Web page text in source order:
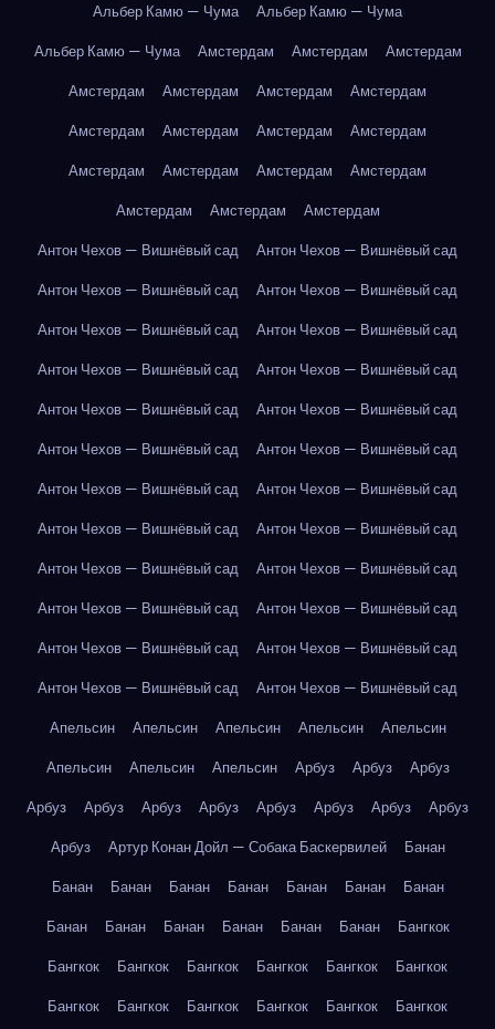
Альбер Камю — Чума
Альбер Камю — Чума
Альбер Камю — Чума
Амстердам Амстердам
Амстердам
Амстердам
Амстердам Амстердам
Амстердам
Амстердам
Амстердам Амстердам
Амстердам
Амстердам
Амстердам Амстердам
Амстердам
Амстердам
Амстердам
Амстердам
Антон Чехов — Вишнёвый сад
Антон Чехов — Вишнёвый сад
Антон Чехов — Вишнёвый сад
Антон Чехов — Вишнёвый сад
Антон Чехов — Вишнёвый сад
Антон Чехов — Вишнёвый сад
Антон Чехов — Вишнёвый сад
Антон Чехов — Вишнёвый сад
Антон Чехов — Вишнёвый сад
Антон Чехов — Вишнёвый сад
Антон Чехов — Вишнёвый сад
Антон Чехов — Вишнёвый сад
Антон Чехов — Вишнёвый сад
Антон Чехов — Вишнёвый сад
Антон Чехов — Вишнёвый сад
Антон Чехов — Вишнёвый сад
Антон Чехов — Вишнёвый сад
Антон Чехов — Вишнёвый сад
Антон Чехов — Вишнёвый сад
Антон Чехов — Вишнёвый сад
Антон Чехов — Вишнёвый сад
Антон Чехов — Вишнёвый сад
Антон Чехов — Вишнёвый сад
Антон Чехов — Вишнёвый сад
Апельсин
Апельсин Апельсин Апельсин
Апельсин
Апельсин
Апельсин Апельсин Арбуз Арбуз
Арбуз
Арбуз
Арбуз Арбуз Арбуз Арбуз Арбуз Арбуз
Арбуз
Арбуз
Артур Конан Дойл — Собака Баскервилей
Банан
Банан
Банан Банан Банан Банан Банан
Банан
Банан
Банан Банан Банан Банан Банан
Бангкок
Бангкок
Бангкок Бангкок Бангкок Бангкок
Бангкок
Бангкок
Бангкок Бангкок Бангкок Бангкок Бангкок